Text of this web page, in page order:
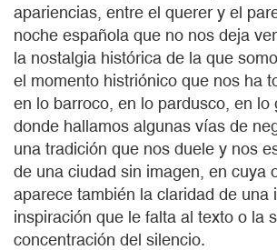
apariencias, entre el querer y el
noche española que no nos deja
la nostalgia histórica de la que
el momento histriónico que nos ha
en lo barroco, en lo pardusco, en lo
donde hallamos algunas vías de
una tradición que nos duele y nos
de una ciudad sin imagen, en cuya
aparece también la claridad de una
inspiración que le falta al texto o la
concentración del silencio.